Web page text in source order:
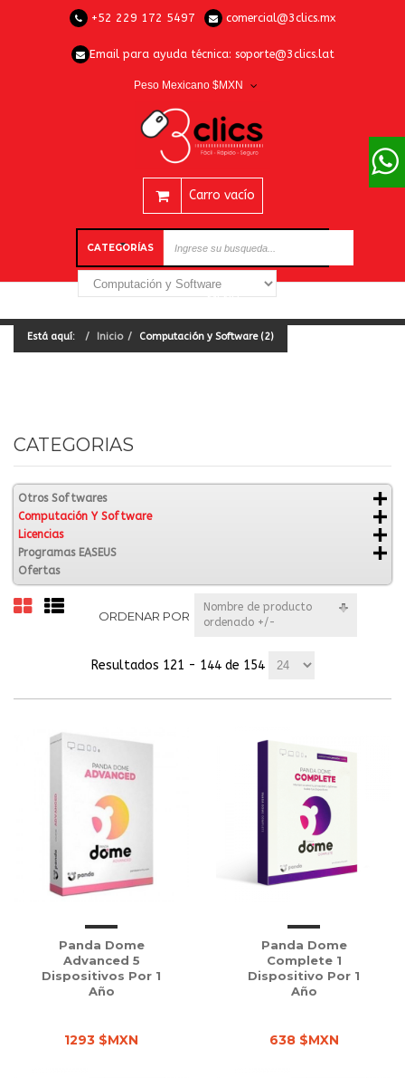
+52 229 172 5497 comercial@3clics.mx
Email para ayuda técnica: soporte@3clics.lat
Peso Mexicano $MXN
Carro vacío
CATEGORÍAS
Está aquí: Inicio Computación y Software (2)
CATEGORIAS
Otros Softwares
Computación Y Software
Licencias
Programas EASEUS
Ofertas
ORDENAR POR
Nombre de producto
ordenado +/-
Resultados 121 - 144 de 154
Panda Dome
Advanced 5
Dispositivos Por 1
Año
1293 $MXN
Panda Dome
Complete 1
Dispositivo Por 1
Año
638 $MXN